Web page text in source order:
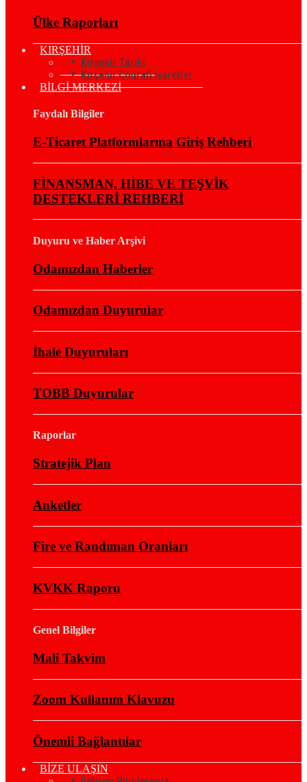
Ülke Raporları
KIRŞEHİR
Kırşehir Tarihi
Kırşehir Coğrafi İşaretler
BİLGİ MERKEZİ
Faydalı Bilgiler
E-Ticaret Platformlarına Giriş Rehberi
FİNANSMAN, HİBE VE TEŞVİK
DESTEKLERİ REHBERİ
Duyuru ve Haber Arşivi
Odamızdan Haberler
Odamızdan Duyurular
İhale Duyuruları
TOBB Duyurular
Raporlar
Stratejik Plan
Anketler
Fire ve Randıman Oranları
KVKK Raporu
Genel Bilgiler
Mali Takvim
Zoom Kullanım Klavuzu
Önemli Bağlantılar
BİZE ULAŞIN